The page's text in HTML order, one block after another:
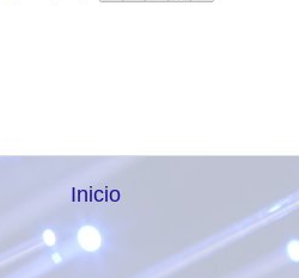
Inicio